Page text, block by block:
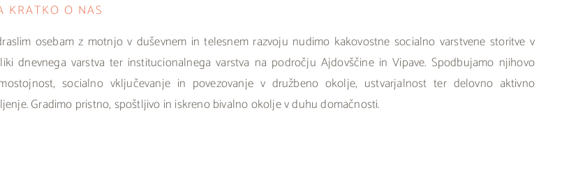
KRATKO O NAS
osebam z motnjo v duševnem in telesnem razvoju nudimo kakovostne socialno varstvene storitve v
dnevnega varstva ter institucionalnega varstva na področju Ajdovščine in Vipave. Spodbujamo njihovo
socialno vključevanje in povezovanje v družbeno okolje, ustvarjalnost ter delovno aktivno
Gradimo pristno, spoštljivo in iskreno bivalno okolje v duhu domačnosti.